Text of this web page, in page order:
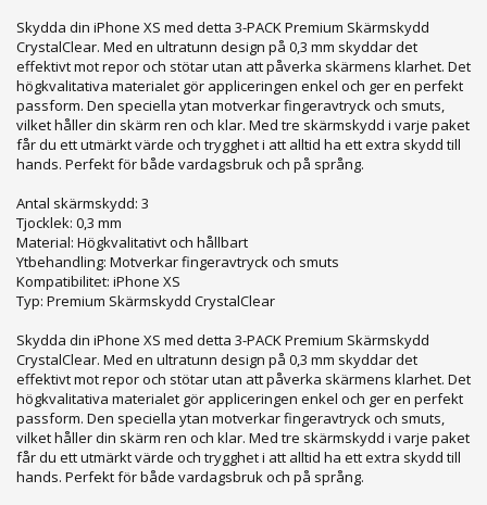
Skydda din iPhone XS med detta 3-PACK Premium Skärmskydd
CrystalClear. Med en ultratunn design på 0,3 mm skyddar det
effektivt mot repor och stötar utan att påverka skärmens klarhet. Det
högkvalitativa materialet gör appliceringen enkel och ger en perfekt
passform. Den speciella ytan motverkar fingeravtryck och smuts,
vilket håller din skärm ren och klar. Med tre skärmskydd i varje paket
får du ett utmärkt värde och trygghet i att alltid ha ett extra skydd till
hands. Perfekt för både vardagsbruk och på språng.
Antal skärmskydd: 3
Tjocklek: 0,3 mm
Material: Högkvalitativt och hållbart
Ytbehandling: Motverkar fingeravtryck och smuts
Kompatibilitet: iPhone XS
Typ: Premium Skärmskydd CrystalClear
Skydda din iPhone XS med detta 3-PACK Premium Skärmskydd
CrystalClear. Med en ultratunn design på 0,3 mm skyddar det
effektivt mot repor och stötar utan att påverka skärmens klarhet. Det
högkvalitativa materialet gör appliceringen enkel och ger en perfekt
passform. Den speciella ytan motverkar fingeravtryck och smuts,
vilket håller din skärm ren och klar. Med tre skärmskydd i varje paket
får du ett utmärkt värde och trygghet i att alltid ha ett extra skydd till
hands. Perfekt för både vardagsbruk och på språng.